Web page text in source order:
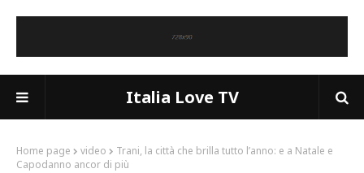
Italia Love TV
Home page video
Trani, la città che brilla tutto l’anno: e a Natale e
Capodanno ancor di più